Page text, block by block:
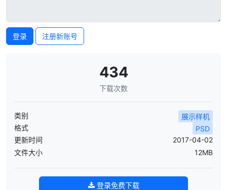
登录 注册新账号
434
下载次数
类别
展示样机
格式
PSD
更新时间
2017-04-02
文件大小
12MB
登录免费下载